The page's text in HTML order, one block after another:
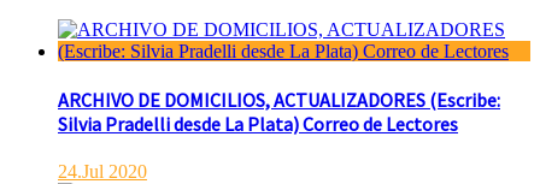
ARCHIVO DE DOMICILIOS, ACTUALIZADORES (Escribe:
Silvia Pradelli desde La Plata) Correo de Lectores
24.Jul 2020